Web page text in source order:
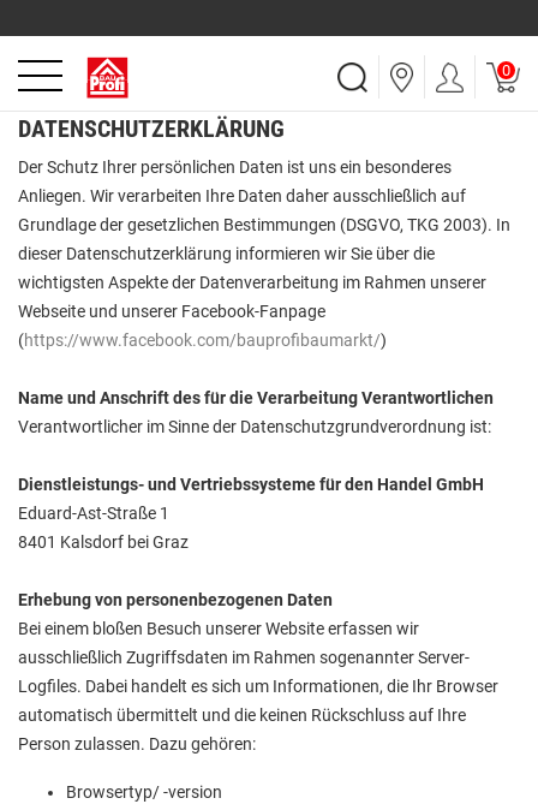
0
DATENSCHUTZERKLÄRUNG
Der Schutz Ihrer persönlichen Daten ist uns ein besonderes
Anliegen. Wir verarbeiten Ihre Daten daher ausschließlich auf
Grundlage der gesetzlichen Bestimmungen (DSGVO, TKG 2003). In
dieser Datenschutzerklärung informieren wir Sie über die
wichtigsten Aspekte der Datenverarbeitung im Rahmen unserer
Webseite und unserer Facebook-Fanpage
(https://www.facebook.com/bauprofibaumarkt/)
Name und Anschrift des für die Verarbeitung Verantwortlichen
Verantwortlicher im Sinne der Datenschutzgrundverordnung ist:
Dienstleistungs- und Vertriebssysteme für den Handel GmbH
Eduard-Ast-Straße 1
8401 Kalsdorf bei Graz
Erhebung von personenbezogenen Daten
Bei einem bloßen Besuch unserer Website erfassen wir
ausschließlich Zugriffsdaten im Rahmen sogenannter Server-
Logfiles. Dabei handelt es sich um Informationen, die Ihr Browser
automatisch übermittelt und die keinen Rückschluss auf Ihre
Person zulassen. Dazu gehören:
Browsertyp/ -version